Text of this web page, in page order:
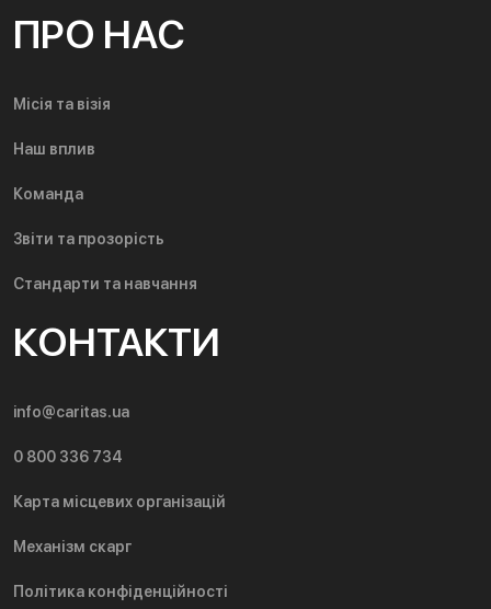
ПРО НАС
Місія та візія
Наш вплив
Команда
Звіти та прозорість
Стандарти та навчання
КОНТАКТИ
info@caritas.ua
0 800 336 734
Карта місцевих організацій
Механізм скарг
Політика конфіденційності